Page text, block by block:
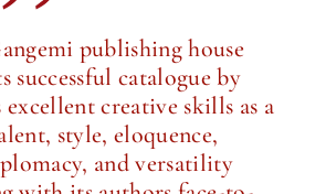
publishing house
successful catalogue by
creative skills as a
style, eloquence,
and versatility